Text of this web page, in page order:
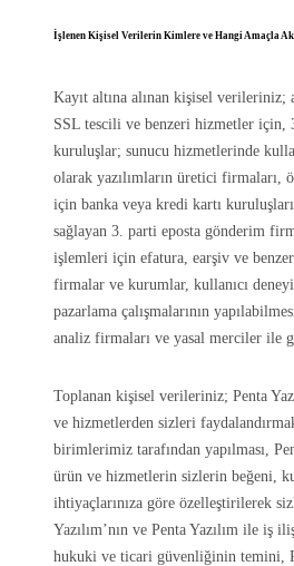
İşlenen Kişisel Verilerin Kimlere ve Hangi Amaçla
Kayıt altına alınan kişisel verileriniz;
SSL tescili ve benzeri hizmetler
kuruluşlar; sunucu hizmetlerinde
olarak yazılımların üretici firmaları,
için banka veya kredi kartı
sağlayan 3. parti eposta gönderim
işlemleri için efatura, earşiv ve
firmalar ve kurumlar, kullanıcı
pazarlama çalışmalarının
analiz firmaları ve yasal merciler ile
Toplanan kişisel verileriniz; Penta
ve hizmetlerden sizleri
birimlerimiz tarafından yapılması,
ürün ve hizmetlerin sizlerin beğeni,
ihtiyaçlarınıza göre özelleştirilerek
Yazılım’nın ve Penta Yazılım ile iş
hukuki ve ticari güvenliğinin temini,